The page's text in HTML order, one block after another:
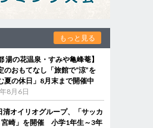
もっと見る
湯の花温泉・すみや亀峰菴】
のおもてなし「旅館で“涼”を
夏の休日」8月末まで開催中
8月6日
オイリオグループ、「サッカ
宮崎」を開催 小学1年生～3年